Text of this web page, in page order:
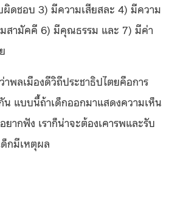
ดชอบ 3) มีความเสียสละ 4) มีความ
สามัคคี 6) มีคุณธรรม และ 7) มีค่า
พลเมืองดีวิถีประชาธิปไตยคือการ
น แบบนี้ถ้าเด็กออกมาแสดงความเห็น
ยากฟัง เราก็น่าจะต้องเคารพและรับ
ด็กมีเหตุผล